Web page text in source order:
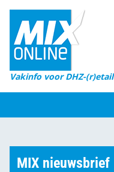
Vakinfo voor DHZ-(r)etail
Home
Magazines
DHZ Sessie
Marktcijfers
MIX nieuwsbrief